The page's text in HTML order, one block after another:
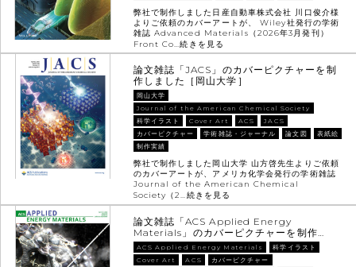
弊社で制作しました日産自動車株式会社 川口俊介様
よりご依頼のカバーアートが、 Wiley社発行の学術
雑誌 Advanced Materials（2026年3月発刊）
Front Co…続きを見る
論文雑誌「JACS」のカバーピクチャーを制
作しました［岡山大学］
岡山大学
Journal of the American Chemical Society
科学イラスト
Cover Art ACS
JACS
カバーピクチャー
学術雑誌・ジャーナル 論文図
表紙絵
制作実績
弊社で制作しました岡山大学 山方啓先生よりご依頼
のカバーアートが、アメリカ化学会発行の学術雑誌
Journal of the American Chemical
Society（2…続きを見る
論文雑誌「ACS Applied Energy
Materials」のカバーピクチャーを制作…
ACS Applied Energy Materials
科学イラスト
Cover Art
ACS
カバーピクチャー